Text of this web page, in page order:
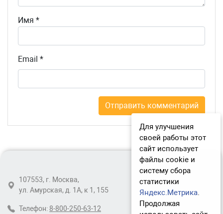
Имя *
Email *
107553, г. Москва,
ул. Амурская, д. 1А, к 1, 155
Телефон: 8-800-250-63-12
Для улучшения
своей работы этот
сайт использует
файлы cookie и
систему сбора
статистики
Яндекс.Метрика.
Продолжая